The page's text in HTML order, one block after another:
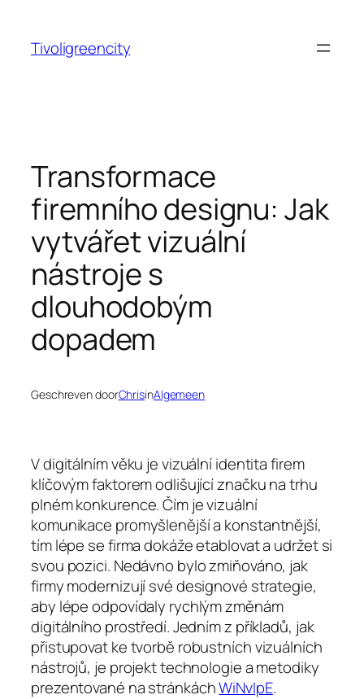
Tivoligreencity
Transformace
firemního designu: Jak
vytvářet vizuální
nástroje s
dlouhodobým
dopadem
Geschreven doorChrisinAlgemeen
V digitálním věku je vizuální identita firem
klíčovým faktorem odlišující značku na trhu
plném konkurence. Čím je vizuální
komunikace promyšlenější a konstantnější,
tím lépe se firma dokáže etablovat a udržet si
svou pozici. Nedávno bylo zmiňováno, jak
firmy modernizují své designové strategie,
aby lépe odpovídaly rychlým změnám
digitálního prostředí. Jedním z příkladů, jak
přistupovat ke tvorbě robustních vizuálních
nástrojů, je projekt technologie a metodiky
prezentované na stránkáchWiNvIpE.